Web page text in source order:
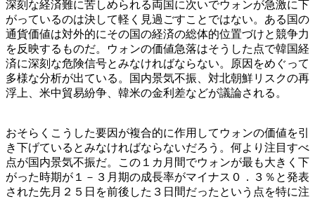
深刻な経済難に苦しめられる両国に次いでウォンが急激に下
がっているのは決して軽く見過ごすことではない。ある国の
通貨価値は対外的にその国の経済の総体的位置づけと競争力
を反映するものだ。ウォンの価値急落はそうした点で韓国経
済に深刻な危険信号とみなければならない。原因をめぐって
多様な分析が出ている。国内景気不振、対北朝鮮リスクの再
浮上、米中貿易紛争、韓米の金利差などが議論される。
おそらくこうした要因が複合的に作用してウォンの価値を引
き下げているとみなければならないだろう。何より注目すべ
点が国内景気不振だ。この１カ月間でウォンが最も大きく下
がった時期が１－３月期の成長率がマイナス０．３％と発表
された先月２５日を前後した３日間だったという点を特に注